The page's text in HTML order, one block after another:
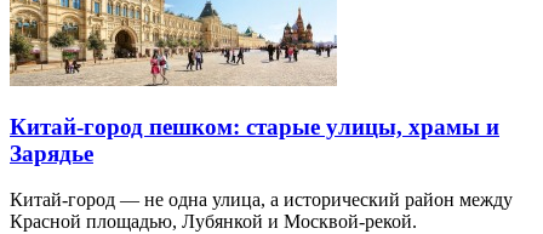
Китай-город пешком: старые улицы, храмы и
Зарядье
Китай-город — не одна улица, а исторический район между
Красной площадью, Лубянкой и Москвой-рекой.